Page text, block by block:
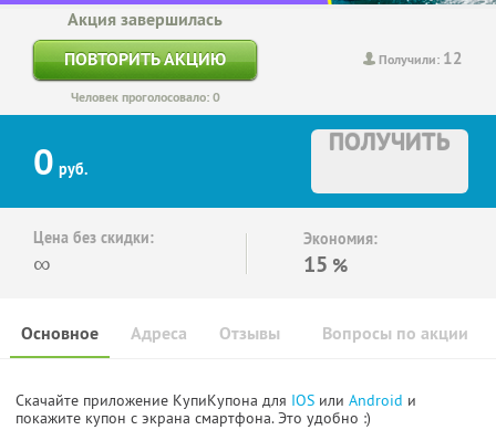
Получили: 12
Акция завершилась
ПОВТОРИТЬ АКЦИЮ
Человек проголосовало: 0
0 руб.
ПОЛУЧИТЬ
Цена без скидки:
∞
Экономия:
15 %
Основное Отзывы Вопросы по акции
Адреса
Скачайте приложение КупиКупона для IOS или Android и
покажите купон с экрана смартфона. Это удобно :)